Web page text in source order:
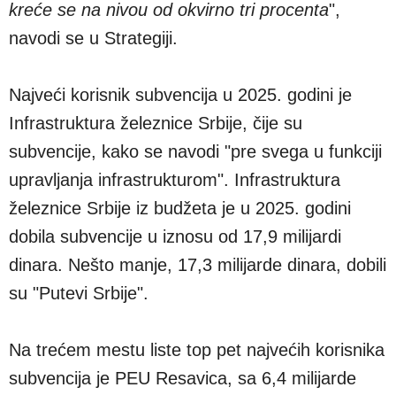
kreće se na nivou od okvirno tri procenta",
navodi se u Strategiji.
Najveći korisnik subvencija u 2025. godini je
Infrastruktura železnice Srbije, čije su
subvencije, kako se navodi "pre svega u funkciji
upravljanja infrastrukturom". Infrastruktura
železnice Srbije iz budžeta je u 2025. godini
dobila subvencije u iznosu od 17,9 milijardi
dinara. Nešto manje, 17,3 milijarde dinara, dobili
su "Putevi Srbije".
Na trećem mestu liste top pet najvećih korisnika
subvencija je PEU Resavica, sa 6,4 milijarde